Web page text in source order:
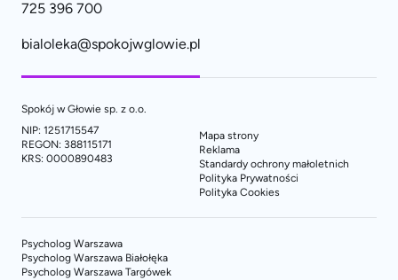
725 396 700
bialoleka@spokojwglowie.pl
Spokój w Głowie sp. z o.o.
NIP: 1251715547
REGON: 388115171
KRS: 0000890483
Mapa strony
Reklama
Standardy ochrony małoletnich
Polityka Prywatności
Polityka Cookies
Psycholog Warszawa
Psycholog Warszawa Białołęka
Psycholog Warszawa Targówek